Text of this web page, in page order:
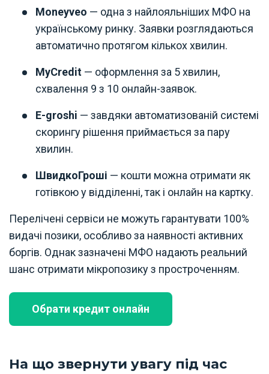
Moneyveo — одна з найлояльніших МФО на
українському ринку. Заявки розглядаються
автоматично протягом кількох хвилин.
MyCredit — оформлення за 5 хвилин,
схвалення 9 з 10 онлайн-заявок.
E-groshi — завдяки автоматизованій системі
скорингу рішення приймається за пару
хвилин.
ШвидкоГроші — кошти можна отримати як
готівкою у відділенні, так і онлайн на картку.
Перелічені сервіси не можуть гарантувати 100%
видачі позики, особливо за наявності активних
боргів. Однак зазначені МФО надають реальний
шанс отримати мікропозику з простроченням.
Обрати кредит онлайн
На що звернути увагу під час